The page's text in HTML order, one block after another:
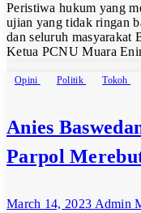
Peristiwa hukum yang
ujian yang tidak ringan
dan seluruh masyarakat
Ketua PCNU Muara
Opini Politik Tokoh
Anies
Parpol
March 14, 2023 Admin